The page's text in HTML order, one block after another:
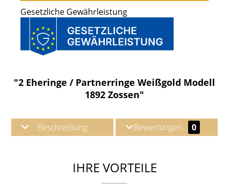
Gesetzliche Gewährleistung
"2 Eheringe / Partnerringe Weißgold Modell
1892 Zossen"
Beschreibung Bewertungen 0
IHRE VORTEILE